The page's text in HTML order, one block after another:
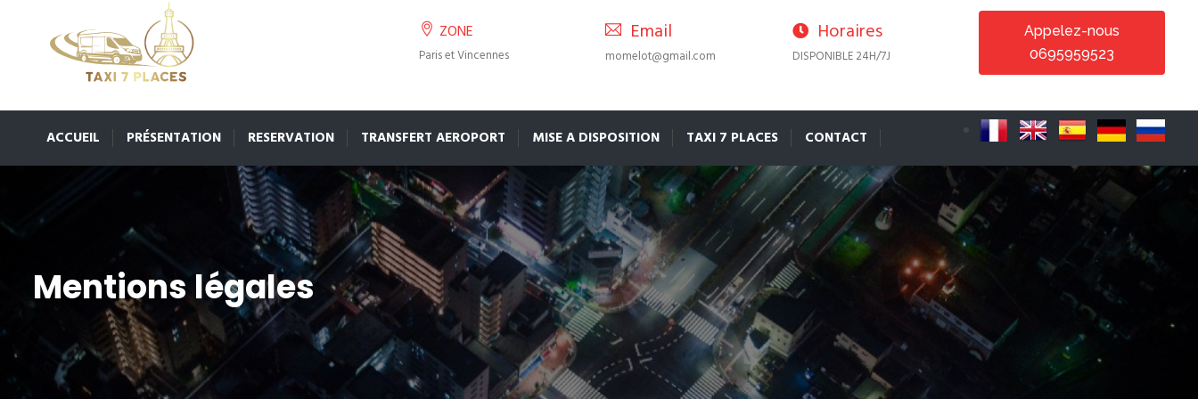
ZONE
Paris et Vincennes
Email
momelot@gmail.com
Horaires
DISPONIBLE 24H/7J
Appelez-nous
0695959523
ACCUEIL PRÉSENTATION RESERVATION TRANSFERT AEROPORT MISE A DISPOSITION TAXI 7 PLACES CONTACT
Mentions légales